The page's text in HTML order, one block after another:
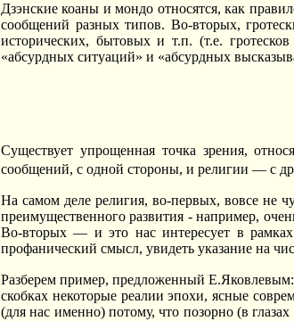
Дзэнские коаны и мондо относятся, как
сообщений разных типов. Во-вторых,
исторических, бытовых и т.п. (т.е.
«абсурдных ситуаций» и «абсурдных
Существует упрощенная точка зрения,
сообщений, с одной стороны, и религии — с
На самом деле религия, во-первых, вовсе не
преимущественного развития - например,
Во-вторых — и это нас интересует в
профанический смысл, увидеть указание на
Разберем пример, предложенный
скобках некоторые реалии эпохи, ясные
(для нас именно) потому, что позорно (в